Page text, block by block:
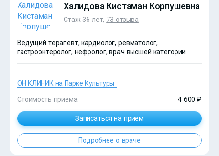
Халидова Кистаман Корпушевна
Стаж 36 лет, 73 отзыва
Ведущий терапевт, кардиолог, ревматолог,
гастроэнтеролог, нефролог, врач высшей категории
ОН КЛИНИК на Парке Культуры
Стоимость приема 4 600 ₽
Записаться на прием
Подробнее о враче